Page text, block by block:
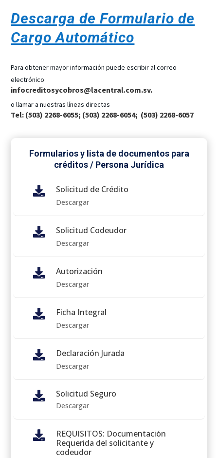
Descarga de Formulario de
Cargo Automático
Para obtener mayor información puede escribir al correo
electrónico
infocreditosycobros@lacentral.com.sv.
o llamar a nuestras líneas directas
Tel: (503) 2268-6055; (503) 2268-6054; (503) 2268-6057
Formularios y lista de documentos para
créditos / Persona Jurídica
 Solicitud de Crédito
Descargar
 Solicitud Codeudor
Descargar
 Autorización
Descargar
 Ficha Integral
Descargar
 Declaración Jurada
Descargar
 Solicitud Seguro
Descargar

REQUISITOS: Documentación
Requerida del solicitante y
codeudor